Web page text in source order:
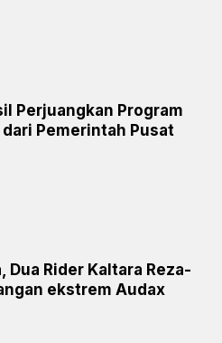
Perjuangkan Program
Pemerintah Pusat
Dua Rider Kaltara Reza-
ekstrem Audax